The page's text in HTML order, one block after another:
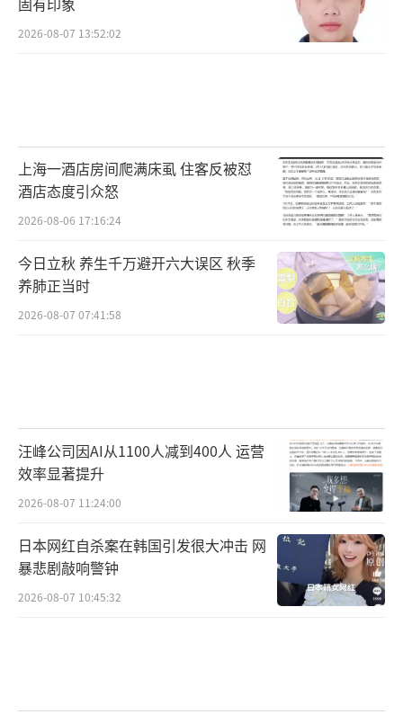
2026-08-07 13:52:02
上海一酒店房间爬满床虱 住客反被怼
酒店态度引众怒
2026-08-06 17:16:24
今日立秋 养生千万避开六大误区 秋季
养肺正当时
2026-08-07 07:41:58
汪峰公司因AI从1100人减到400人 运营
效率显著提升
2026-08-07 11:24:00
日本网红自杀案在韩国引发很大冲击 网
暴悲剧敲响警钟
2026-08-07 10:45:32